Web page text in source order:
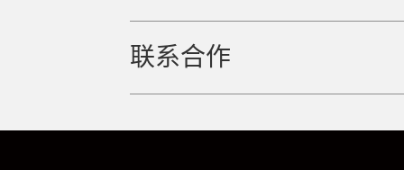
联系合作